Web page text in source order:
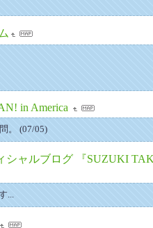
in America
。 (07/05)
シャルブログ 『SUZUKI
...